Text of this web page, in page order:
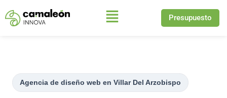
Saltar
Presupuesto
Agencia de diseño web en Villar Del Arzobispo